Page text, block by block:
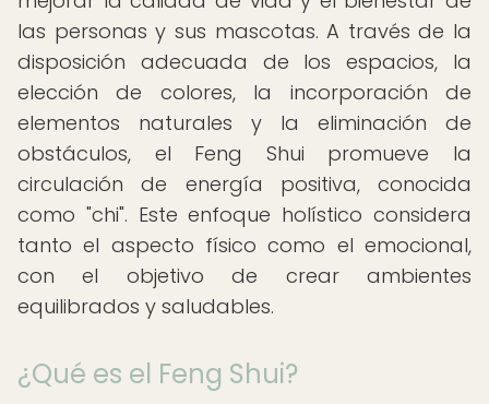
las personas y sus mascotas. A través de la
disposición adecuada de los espacios, la
elección de colores, la incorporación de
elementos naturales y la eliminación de
obstáculos, el Feng Shui promueve la
circulación de energía positiva, conocida
como "chi". Este enfoque holístico considera
tanto el aspecto físico como el emocional,
con el objetivo de crear ambientes
equilibrados y saludables.
¿Qué es el Feng Shui?